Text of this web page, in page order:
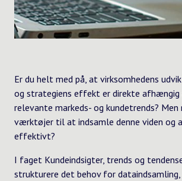
Er du helt med på, at virksomhedens
og strategiens effekt er direkte afhængig
relevante markeds- og kundetrends? Men
værktøjer til at indsamle denne viden og
effektivt?
I faget Kundeindsigter, trends og
strukturere det behov for dataindsamling,